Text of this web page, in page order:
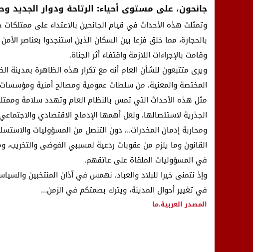
جانحون، على مستوى أحياء: الرتاحة ودوار
وتمثلت هذه الأحداث في قيام الجانحين بالاعتداء على
بالحجارة، مما خلق فزعا بين السكان الذين استنجدوا بعناصر
وقامت بالإجراءات اللازمة واقتفاء أثر الجناة.
ويرى متتبعون للشأن العام أنه مع تكرار هذه الظاهرة بمدينة
المختصة والمعنية، من سلطات عمومية ومصالح أمنية ومؤسسات
مثل هذه الأحداث التي تمس بالنظام العام وتهدد سلامة
الجذرية لاستئصالها، ولعل أهمها الإدماج الاقتصادي
ومحاربة إدمان المخدرات..، دون التنصل من المسؤوليات
القانون وما يلزم من عقوبات ردعية لمسببي الفوضى
في المسؤوليات الملقاة على عاتقهم.
وإذ نتمنى خيرا للبلاد والعباد، نهمس في آذان المنتخبين
في تغيير أحوال المدينة، ويترك بصمتكم في الزمن…
المصدر العربية.ما